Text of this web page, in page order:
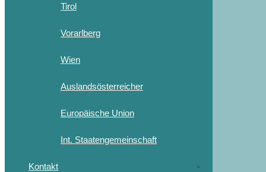
Tirol
Vorarlberg
Wien
Auslandsösterreicher
Europäische Union
Int. Staatengemeinschaft
Kontakt